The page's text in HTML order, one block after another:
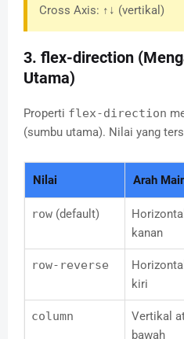
Cross Axis: ↑↓ (vertikal)
3. flex-direction
Utama)
Properti flex-direction
(sumbu utama). Nilai yang
Nilai Arah
row (default)
kanan
row-reverse
kiri
column
Vertikal
bawah